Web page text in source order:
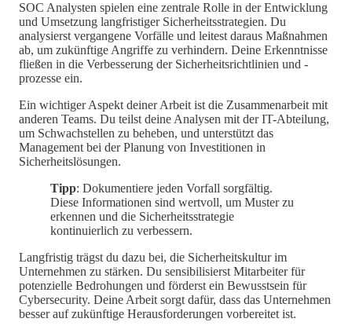
SOC Analysten spielen eine zentrale Rolle in der Entwicklung
und Umsetzung langfristiger Sicherheitsstrategien. Du
analysierst vergangene Vorfälle und leitest daraus Maßnahmen
ab, um zukünftige Angriffe zu verhindern. Deine Erkenntnisse
fließen in die Verbesserung der Sicherheitsrichtlinien und -
prozesse ein.
Ein wichtiger Aspekt deiner Arbeit ist die Zusammenarbeit mit
anderen Teams. Du teilst deine Analysen mit der IT-Abteilung,
um Schwachstellen zu beheben, und unterstützt das
Management bei der Planung von Investitionen in
Sicherheitslösungen.
Tipp: Dokumentiere jeden Vorfall sorgfältig.
Diese Informationen sind wertvoll, um Muster zu
erkennen und die Sicherheitsstrategie
kontinuierlich zu verbessern.
Langfristig trägst du dazu bei, die Sicherheitskultur im
Unternehmen zu stärken. Du sensibilisierst Mitarbeiter für
potenzielle Bedrohungen und förderst ein Bewusstsein für
Cybersecurity. Deine Arbeit sorgt dafür, dass das Unternehmen
besser auf zukünftige Herausforderungen vorbereitet ist.